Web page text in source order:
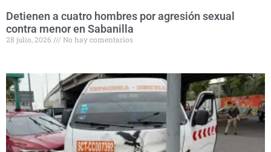
Detienen a cuatro hombres por agresión sexual
contra menor en Sabanilla
28 julio, 2026 No hay comentarios